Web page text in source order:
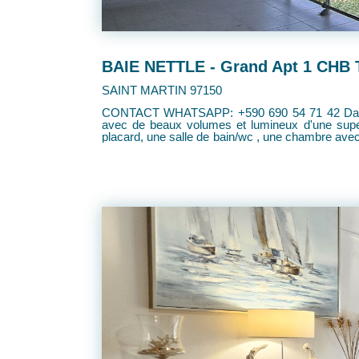
BAIE NETTLE - Grand Apt 1
SAINT MARTIN 97150
CONTACT WHATSAPP: +590 690 54 71 42 Dans une résidence calme, sécurisée et rénovée, nous vous proposons plusieurs appartements avec 1 CHB type T2
avec de beaux volumes et lumineux d'une superficie d'environ 92m² comprenant: Une
placard, une salle de bain/wc , une chambre avec placards et une grande terrasse. Vous